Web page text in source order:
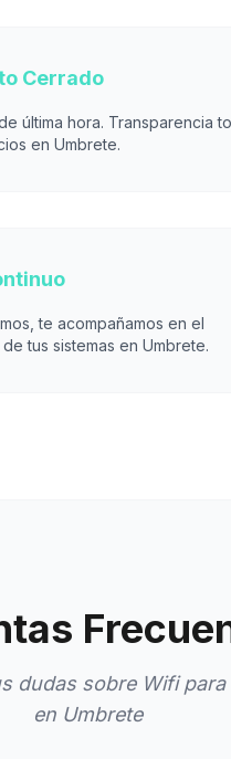
Cerrado
última hora. Transparencia
en Umbrete.
te acompañamos en el
tus sistemas en Umbrete.
dudas sobre Wifi para
en Umbrete